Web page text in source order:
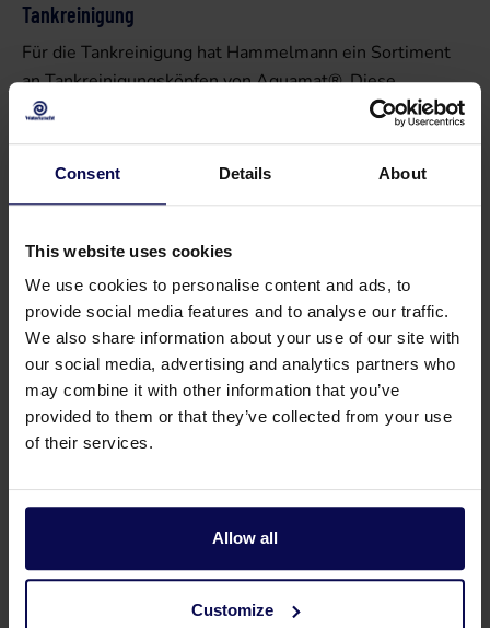
Consent Details About
This website uses cookies
We use cookies to personalise content and ads, to
provide social media features and to analyse our traffic.
We also share information about your use of our site with
our social media, advertising and analytics partners who
may combine it with other information that you’ve
provided to them or that they’ve collected from your use
of their services.
Allow all
Customize
Tankreinigung
Für die Tankreinigung hat Hammelmann ein Sortiment
an Tankreinigungsköpfen von Aquamat®. Diese
Reinigungsköpfe sind hervorragend für die
Tankreinigung geeignet und entfernen auch
hartnäckigste Verschmutzungen. Für diese
Ausführungen liefern. Außerdem liefern wir
Schutzkäfige und Zubehör für Tankreinigungsköpfe.
>